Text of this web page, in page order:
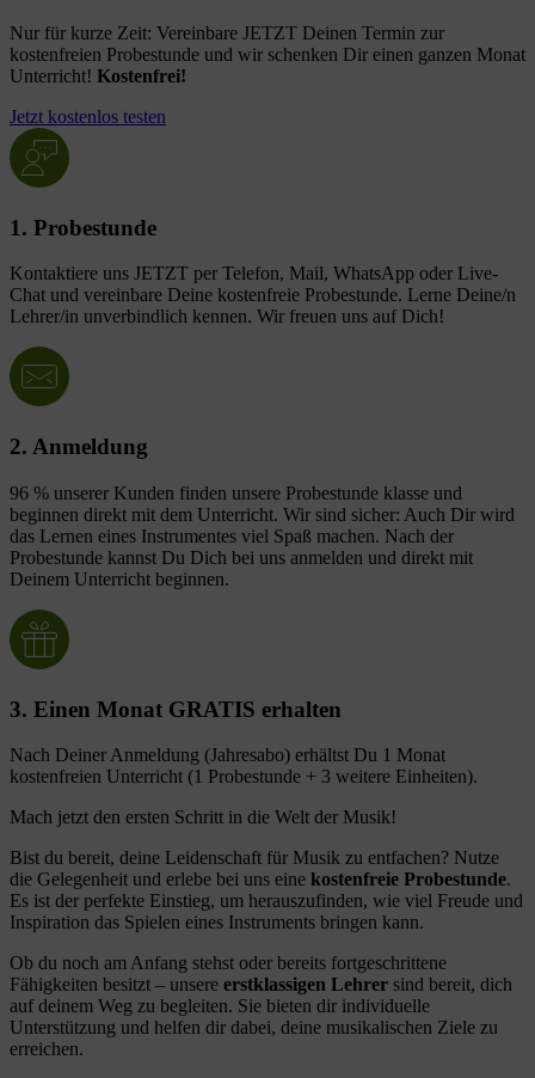
Nur für kurze Zeit: Vereinbare JETZT Deinen Termin zur
kostenfreien Probestunde und wir schenken Dir einen ganzen Monat
Unterricht! Kostenfrei!
Jetzt kostenlos testen
1. Probestunde
Kontaktiere uns JETZT per Telefon, Mail, WhatsApp oder Live-
Chat und vereinbare Deine kostenfreie Probestunde. Lerne Deine/n
Lehrer/in unverbindlich kennen. Wir freuen uns auf Dich!
2. Anmeldung
96 % unserer Kunden finden unsere Probestunde klasse und
beginnen direkt mit dem Unterricht. Wir sind sicher: Auch Dir wird
das Lernen eines Instrumentes viel Spaß machen. Nach der
Probestunde kannst Du Dich bei uns anmelden und direkt mit
Deinem Unterricht beginnen.
3. Einen Monat GRATIS erhalten
Nach Deiner Anmeldung (Jahresabo) erhältst Du 1 Monat
kostenfreien Unterricht (1 Probestunde + 3 weitere Einheiten).
Mach jetzt den ersten Schritt in die Welt der Musik!
Bist du bereit, deine Leidenschaft für Musik zu entfachen? Nutze
die Gelegenheit und erlebe bei uns eine kostenfreie Probestunde.
Es ist der perfekte Einstieg, um herauszufinden, wie viel Freude und
Inspiration das Spielen eines Instruments bringen kann.
Ob du noch am Anfang stehst oder bereits fortgeschrittene
Fähigkeiten besitzt – unsere erstklassigen Lehrer sind bereit, dich
auf deinem Weg zu begleiten. Sie bieten dir individuelle
Unterstützung und helfen dir dabei, deine musikalischen Ziele zu
erreichen.